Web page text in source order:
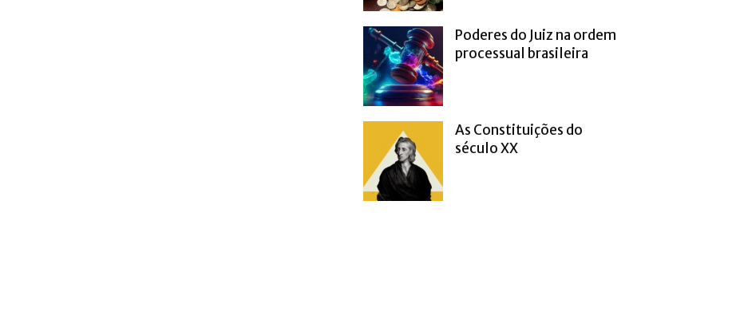
Poderes do Juiz na ordem
processual brasileira
As Constituições do
século XX